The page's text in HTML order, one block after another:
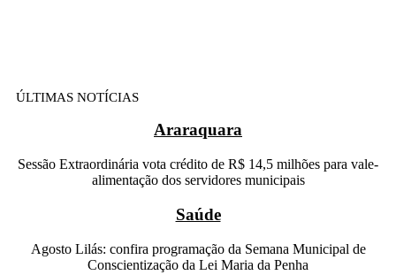
ÚLTIMAS NOTÍCIAS
Araraquara
Sessão Extraordinária vota crédito de R$ 14,5 milhões para vale-
alimentação dos servidores municipais
Saúde
Agosto Lilás: confira programação da Semana Municipal de
Conscientização da Lei Maria da Penha